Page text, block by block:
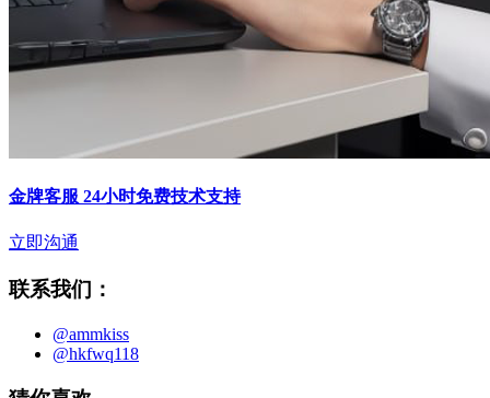
金牌客服 24小时免费技术支持
立即沟通
联系我们：
@ammkiss
@hkfwq118